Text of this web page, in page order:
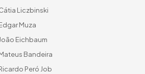
Liczbinski
Muza
João Eichbaum
Bandeira
Peró Job